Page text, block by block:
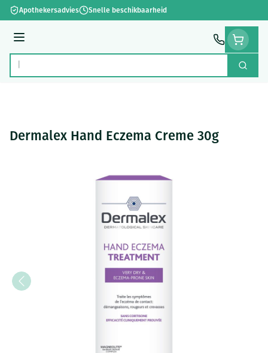
Ga naar de inhoud
Apothekersadvies Snelle beschikbaarheid
Menu
Product, merk, categorie... Zoek
Dermalex Hand Eczema Creme 30g